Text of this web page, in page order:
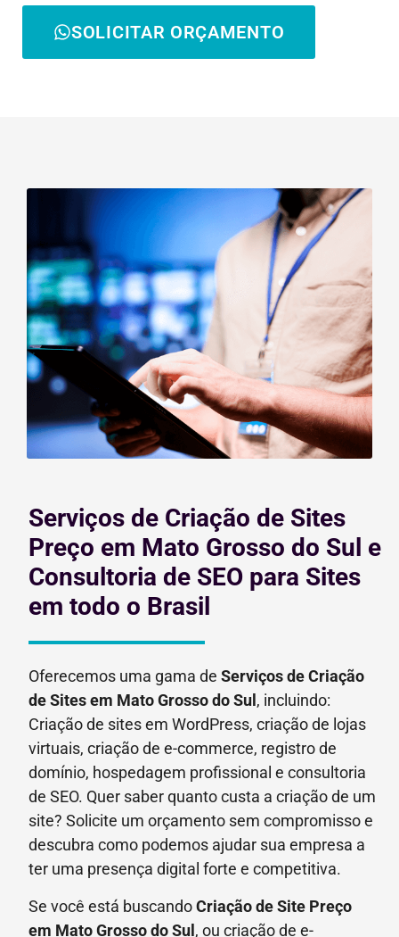
SOLICITAR ORÇAMENTO
Serviços de Criação de Sites
Preço em Mato Grosso do Sul e
Consultoria de SEO para Sites
em todo o Brasil
Oferecemos uma gama de Serviços de Criação
de Sites em Mato Grosso do Sul , incluindo:
Criação de sites em WordPress, criação de lojas
virtuais, criação de e-commerce, registro de
domínio, hospedagem profissional e consultoria
de SEO. Quer saber quanto custa a criação de um
site? Solicite um orçamento sem compromisso e
descubra como podemos ajudar sua empresa a
ter uma presença digital forte e competitiva.
Se você está buscandoCriação de Site Preço
em Mato Grosso do Sul, ou criação de e-